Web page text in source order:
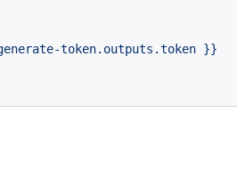
token.outputs.token }}